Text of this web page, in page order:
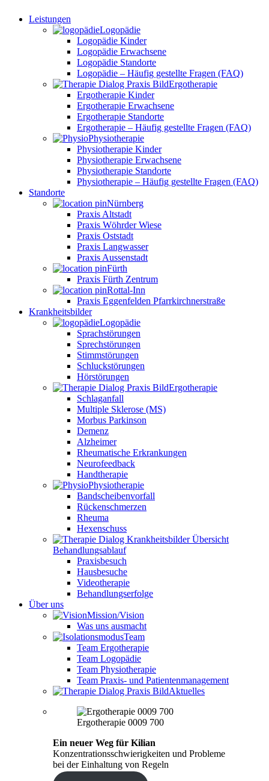
Leistungen
Logopädie
Logopädie Kinder
Logopädie Erwachsene
Logopädie Standorte
Logopädie – Häufig gestellte Fragen (FAQ)
Ergotherapie
Ergotherapie Kinder
Ergotherapie Erwachsene
Ergotherapie Standorte
Ergotherapie – Häufig gestellte Fragen (FAQ)
Physiotherapie
Physiotherapie Kinder
Physiotherapie Erwachsene
Physiotherapie Standorte
Physiotherapie – Häufig gestellte Fragen (FAQ)
Standorte
Nürnberg
Praxis Altstadt
Praxis Wöhrder Wiese
Praxis Oststadt
Praxis Langwasser
Praxis Aussenstadt
Fürth
Praxis Fürth Zentrum
Rottal-Inn
Praxis Eggenfelden Pfarrkirchnerstraße
Krankheitsbilder
Logopädie
Sprachstörungen
Sprechstörungen
Stimmstörungen
Schluckstörungen
Hörstörungen
Ergotherapie
Schlaganfall
Multiple Sklerose (MS)
Morbus Parkinson
Demenz
Alzheimer
Rheumatische Erkrankungen
Neurofeedback
Handtherapie
Physiotherapie
Bandscheibenvorfall
Rückenschmerzen
Rheuma
Hexenschuss
Behandlungsablauf
Praxisbesuch
Hausbesuche
Videotherapie
Behandlungserfolge
Über uns
Mission/Vision
Was uns ausmacht
Team
Team Ergotherapie
Team Logopädie
Team Physiotherapie
Team Praxis- und Patientenmanagement
Aktuelles
Ergotherapie 0009 700
Ein neuer Weg für Kilian
Konzentrationsschwierigkeiten und Probleme
bei der Einhaltung von Regeln